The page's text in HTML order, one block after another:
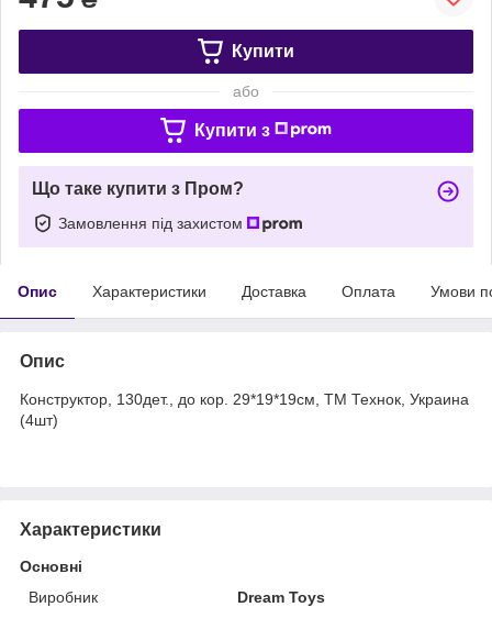
Купити
або
Купити з
Що таке купити з Пром?
Замовлення під захистом
Опис Характеристики Доставка Оплата Умови
Опис
Конструктор, 130дет., до кор. 29*19*19см, ТМ Технок, Украина
(4шт)
Характеристики
Основні
Виробник
Dream Toys